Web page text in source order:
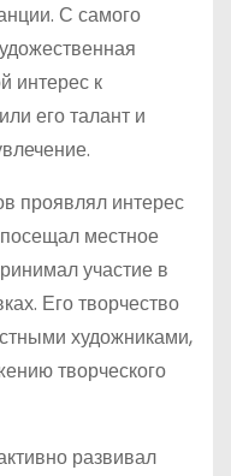
С самого
интерес к
его талант и
проявлял интерес
местное
участие в
Его творчество
художниками,
творческого
развивал